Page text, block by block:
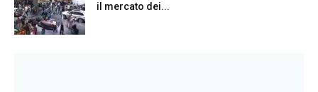
il mercato dei...